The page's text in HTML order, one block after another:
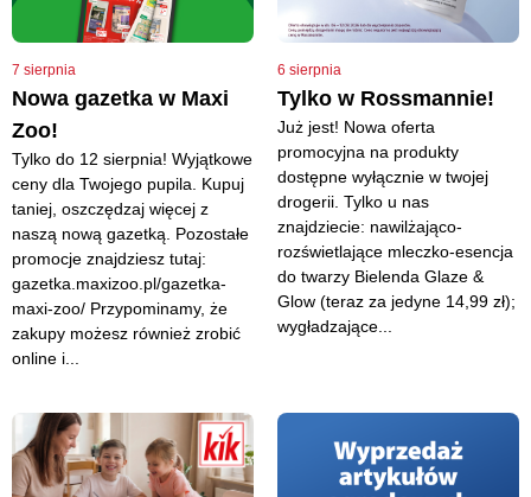
7 sierpnia
Nowa gazetka w Maxi
Zoo!
Tylko do 12 sierpnia! Wyjątkowe
ceny dla Twojego pupila. Kupuj
taniej, oszczędzaj więcej z
naszą nową gazetką. Pozostałe
promocje znajdziesz tutaj:
gazetka.maxizoo.pl/gazetka-
maxi-zoo/ Przypominamy, że
zakupy możesz również zrobić
online i...
6 sierpnia
Tylko w Rossmannie!
Już jest! Nowa oferta
promocyjna na produkty
dostępne wyłącznie w twojej
drogerii. Tylko u nas
znajdziecie: nawilżająco-
rozświetlające mleczko-esencja
do twarzy Bielenda Glaze &
Glow (teraz za jedyne 14,99 zł);
wygładzające...